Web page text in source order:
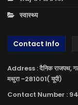
स्वास्थ्य
Contact Info
Address : दैनिक राजपथ,
मथुरा -281001( यूपी)
Contact Number :